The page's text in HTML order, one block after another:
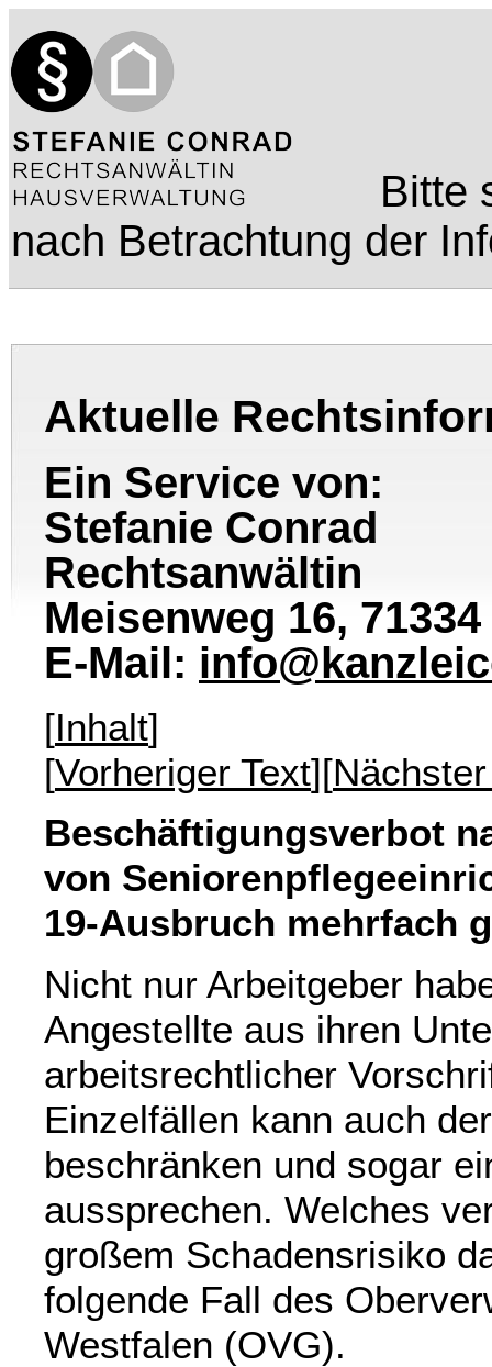
Bitte
nach Betrachtung der
Aktuelle
Ein Service von:
Stefanie Conrad
Rechtsanwältin
Meisenweg 16,
E-Mail:
[Inhalt]
[Vorheriger Text][
Beschäftigungsverbot
von
19-Ausbruch mehrfach
Nicht nur Arbeitgeber
Angestellte aus ihren
arbeitsrechtlicher
Einzelfällen kann auch
beschränken und sogar
aussprechen. Welches
großem Schadensrisiko
folgende Fall des
Westfalen (OVG).